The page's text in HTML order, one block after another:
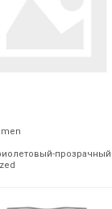
прозрачный